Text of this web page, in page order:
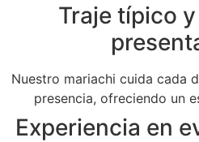
Traje típico
Nuestro mariachi cuida cada
presencia, ofreciendo un
Experiencia en